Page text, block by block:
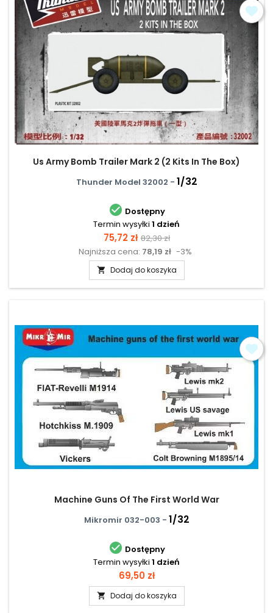
Us Army Bomb Trailer Mark 2 (2 Kits In The Box)
Thunder Model 32002 - 1/32
 Dostępny
Termin wysyłki 1 dzień
Cena
75,72 zł Cena
podstawowa
82,30 zł
Najniższa cena: 78,19 zł -3%
 Dodaj do koszyka
Machine Guns Of The First World War
Mikromir 032-003 - 1/32
 Dostępny
Termin wysyłki 1 dzień
Cena
69,50 zł
 Dodaj do koszyka